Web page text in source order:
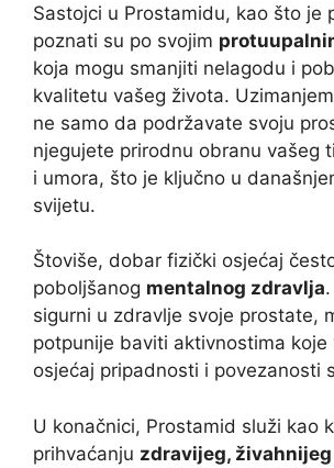
Sastojci u Prostamidu, kao što je
poznati su po svojim
koja mogu smanjiti nelagodu i
kvalitetu vašeg života.
ne samo da podržavate svoju
njegujete prirodnu obranu vašeg
i umora, što je ključno u
svijetu.
Štoviše, dobar fizički osjećaj
poboljšanog mentalnog zdravlja
sigurni u zdravlje svoje prostate,
potpunije baviti aktivnostima koje
osjećaj pripadnosti i povezanosti
U konačnici, Prostamid služi kao
prihvaćanju zdravijeg,